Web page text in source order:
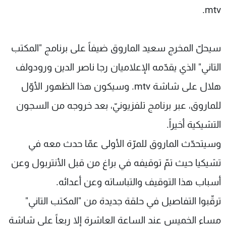
mtv.
سيحلّ المخرج سعيد الماروق ضيفاً على برنامج "المكتب
التاني" الذي يقدّمه الإعلاميان رجا ناصر الدين ورودولف
هلال على شاشة mtv. وسيكون هذا الظهور الأوّل
للماروق، عبر برنامج تلفزيونيّ، بعد خروجه من السجون
التشيكية أخيراً.
وسيتحدّث الماروق للمرّة الأولى عمّا حدث معه في
تشيكيا حيث تمّ توقيفه في براغ من قبل الأنتربول وعن
أسباب هذا التوقيف والتباساته وعن أعدائه.
ترقّبوا التفاصيل في حلقة جديدة من "المكتب التاني"
مساء الخميس عند الساعة العاشرة إلا ربعاً على شاشة